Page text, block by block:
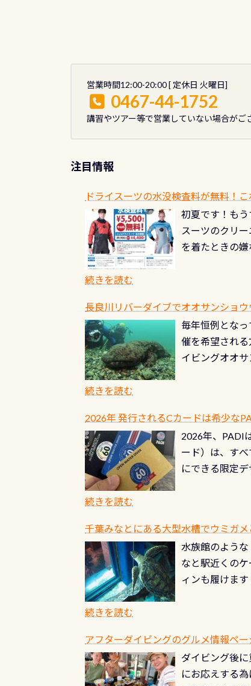
営業時間12:00-20:00 [ 定休日 火曜日]
0467-44-1752
講習やツアー等で営業していない場合が
注目情報
ドライスーツの水没検査料が無料！
初夏です！も
スーツのクリ
を着たときの
ル(穴)がないか
ルブのオーバ
ーホールも非
過ぎて急浮上…
点検をする度
8/31までの間に
ドライスーツ
続きを読む
長良川リバーダイブでオオサンショ
毎年恒例とな
催を希望され
イビングオオ
ませ 6月から
る清流（水質
の「名水100選
ところでは
ダウンカレン
る(流される)の
記念物の「オ
すが、ここ長
続きを読む
2026年 発行されるCカードは希少な
2026年、PADI
ード）は、す
にできる限定
終営業日まで
やオリジナル
す。 ※ 2026年
思い出になる
も、ワクワク
PADIグッズが
ルくじに参加す
続きを読む
千葉みなとにある大型水槽でウミガメ
水族館のよう
なと駅近くの
ィンも履けま
楽しみ頂けま
できます！ か
にもなります
続きを読む
アフターダイビングのグルメ情報ペ
ダイビング後
にお応えする